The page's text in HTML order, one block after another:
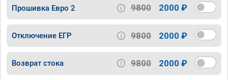
Прошивка Евро 2 9800 2000 ₽
Отключение ЕГР 9800 2000 ₽
Возврат стока 9800 2000 ₽